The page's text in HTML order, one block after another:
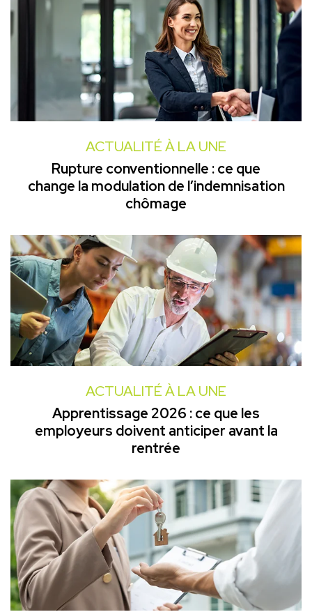
ACTUALITÉ À LA UNE
Rupture conventionnelle : ce que
change la modulation de l’indemnisation
chômage
ACTUALITÉ À LA UNE
Apprentissage 2026 : ce que les
employeurs doivent anticiper avant la
rentrée